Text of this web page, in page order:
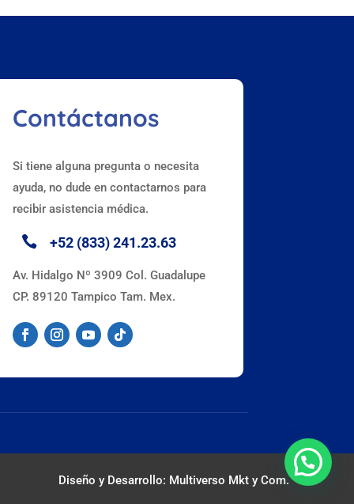
Contáctanos
Si tiene alguna pregunta o necesita
ayuda, no dude en contactarnos para
recibir asistencia médica.
 +52 (833) 241.23.63
Av. Hidalgo Nº 3909 Col. Guadalupe
CP. 89120 Tampico Tam. Mex.
Diseño y Desarrollo: Multiverso Mkt y Com.